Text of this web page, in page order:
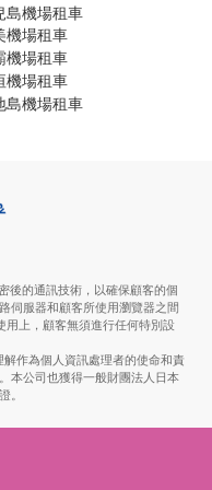
島機場租車
機場租車
機場租車
機場租車
島機場租車
後的通訊技術，以確保顧客的個
伺服器和顧客所使用瀏覽器之間
用上，顧客無須進行任何特別設
作為個人資訊處理者的使命和責
本公司也獲得一般財團法人日本
。